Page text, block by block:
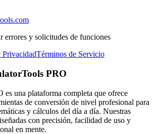
errores y solicitudes de funciones
PrivacidadTérminos de Servicio
PRO
es una plataforma completa que ofrece
de conversión de nivel profesional para
y cálculos del día a día. Nuestras
con precisión, facilidad de uso y
en mente.